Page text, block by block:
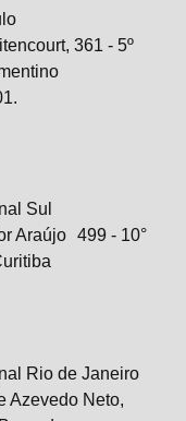
361 - 5º
Sul
Araújo 499 - 10°
Rio de Janeiro
Azevedo Neto,